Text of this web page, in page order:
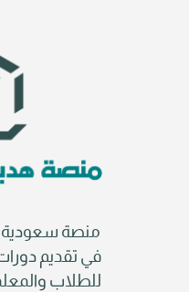
منصة
في تقديم
للطلاب